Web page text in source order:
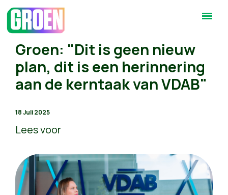
Groen: "Dit is geen nieuw
plan, dit is een herinnering
aan de kerntaak van VDAB"
18 Juli 2025
Lees voor